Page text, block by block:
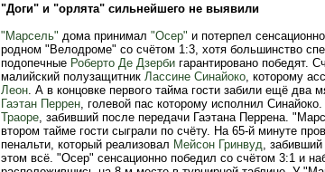
"Доги" и "орлята" сильнейшего не выявили
"Марсель" дома принимал "Осер" и потерпел
родном "Велодроме" со счётом 1:3, хотя большинство
подопечные Роберто Де Дзербигарантировано победят.
малийский полузащитник Лассине Синайоко, которому
Леон. А в концовке первого тайма гости забили ещё два
Гаэтан Перрен, голевой пас которому исполнил
Траоре, забивший после передачи Гаэтана Перрена.
втором тайме гости сыграли по счёту. На 65-й минуте
пенальти, который реализовал Мейсон Гринвуд, забивший
этом всё. "Осер" сенсационно победил со счётом 3:1 и